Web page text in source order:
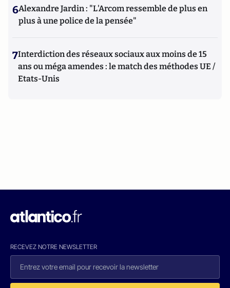
6Alexandre Jardin : "L'Arcom ressemble de plus en
plus à une police de la pensée"
7Interdiction des réseaux sociaux aux moins de 15
ans ou méga amendes : le match des méthodes UE /
Etats-Unis
RECEVEZ NOTRE NEWSLETTER